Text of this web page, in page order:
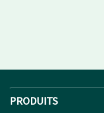
PRODUITS